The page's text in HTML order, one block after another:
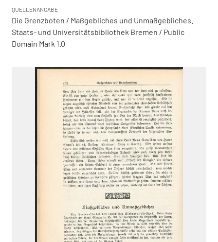
QUELLENANGABE
Die Grenzboten / Maßgebliches und Unmaßgebliches.
Staats- und Universitätsbibliothek Bremen / Public
Domain Mark 1.0